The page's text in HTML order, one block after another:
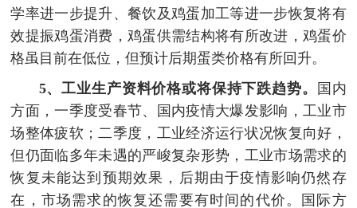
学率进一步提升、餐饮及鸡蛋加工等进一步恢复将有
效提振鸡蛋消费，鸡蛋供需结构将有所改进，鸡蛋价
格虽目前在低位，但预计后期蛋类价格有所回升。
5、工业生产资料价格或将保持下跌趋势。
国内
方面，一季度受春节、国内疫情大爆发影响，工业市
场整体疲软；二季度，工业经济运行状况恢复向好，
但仍面临多年未遇的严峻复杂形势，工业市场需求的
恢复未能达到预期效果，后期由于疫情影响仍然存
在，市场需求的恢复还需要有时间的代价。国际方